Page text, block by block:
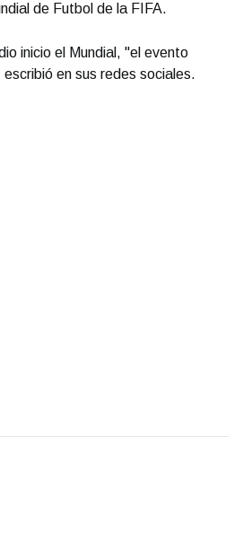
de Futbol de la FIFA.
inicio el Mundial, "el evento
en sus redes sociales.